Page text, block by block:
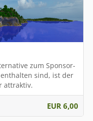
zum Sponsor-
sind, ist der
attraktiv.
EUR 6,00